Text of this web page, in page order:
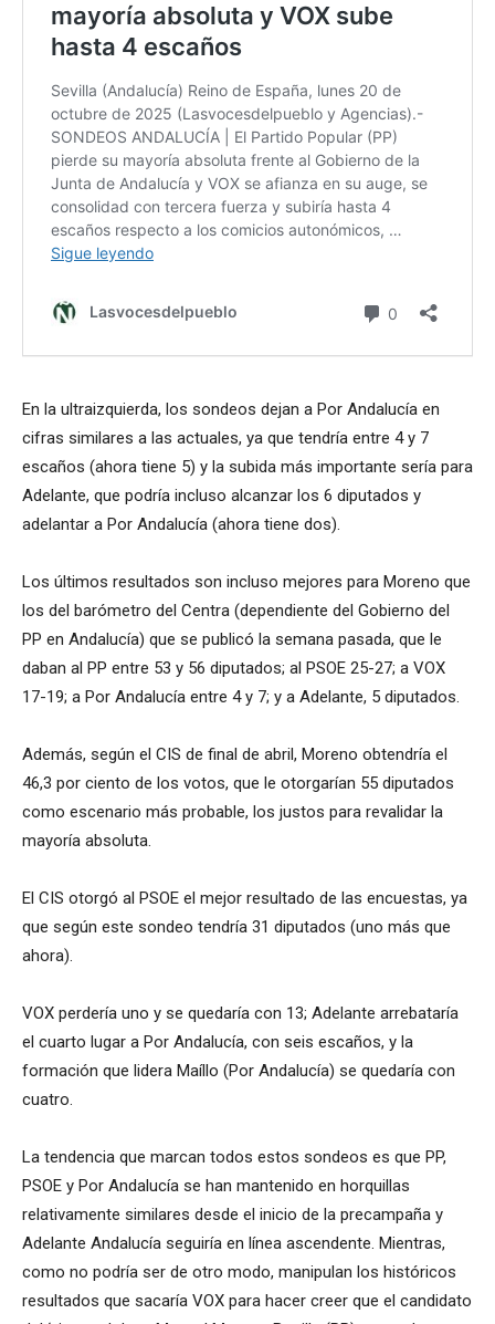
En la ultraizquierda, los sondeos dejan a Por Andalucía en
cifras similares a las actuales, ya que tendría entre 4 y 7
escaños (ahora tiene 5) y la subida más importante sería para
Adelante, que podría incluso alcanzar los 6 diputados y
adelantar a Por Andalucía (ahora tiene dos).
Los últimos resultados son incluso mejores para Moreno que
los del barómetro del Centra (dependiente del Gobierno del
PP en Andalucía) que se publicó la semana pasada, que le
daban al PP entre 53 y 56 diputados; al PSOE 25-27; a VOX
17-19; a Por Andalucía entre 4 y 7; y a Adelante, 5 diputados.
Además, según el CIS de final de abril, Moreno obtendría el
46,3 por ciento de los votos, que le otorgarían 55 diputados
como escenario más probable, los justos para revalidar la
mayoría absoluta.
El CIS otorgó al PSOE el mejor resultado de las encuestas, ya
que según este sondeo tendría 31 diputados (uno más que
ahora).
VOX perdería uno y se quedaría con 13; Adelante arrebataría
el cuarto lugar a Por Andalucía, con seis escaños, y la
formación que lidera Maíllo (Por Andalucía) se quedaría con
cuatro.
La tendencia que marcan todos estos sondeos es que PP,
PSOE y Por Andalucía se han mantenido en horquillas
relativamente similares desde el inicio de la precampaña y
Adelante Andalucía seguiría en línea ascendente. Mientras,
como no podría ser de otro modo, manipulan los históricos
resultados que sacaría VOX para hacer creer que el candidato